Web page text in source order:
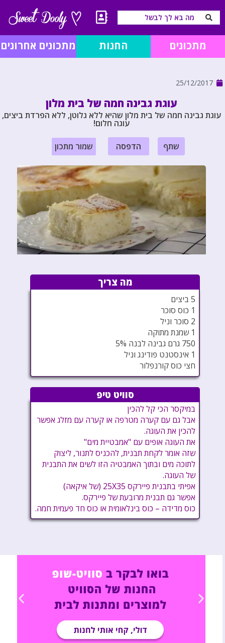
מתכונים החנות מתכונים אחרונים
25/12/2017
עוגת גבינה חמה של בית מלון
עוגת גבינה חמה של בית מלון שהיא ללא גלוטן, ללא הפרדת ביצים,
עוגה חלום!
שתף הדפסה שמור מתכון
מה צריך
5 ביצים
1 כוס סוכר
2 סוכר וניל
1 שמנת מתוקה
750 גרם גבינה לבנה 5%
1 אינסטנט פודינג וניל
חצי כוס קורנפלור
סוויט טיפ
במיקסר הכי קל להכין
אבל גם עם קערה מטרפה או קערה עם מזלג אפשר
להכין את העוגה.
את העוגה אופים עם "אמבטיית מים"
שזה אומר לקחת תבנית, להכניס לתנור, ליצוק
לתוכה מים ובתוך האמבטיה הזו לשים את התבנית
של העוגה.
אפיתי בתבנית פיירקס 25X35 (של איקאה)
אפשר גם תבנית מרובעת של פיירקס.
כוס מדידה – כוס בינלאומית או כוס חד פעמית חמה.